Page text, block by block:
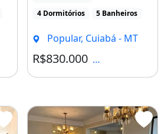
R$1.600
4 Dormitórios
5 Banheiros
Popular, Cuiabá - MT
R$830.000 Condomínio